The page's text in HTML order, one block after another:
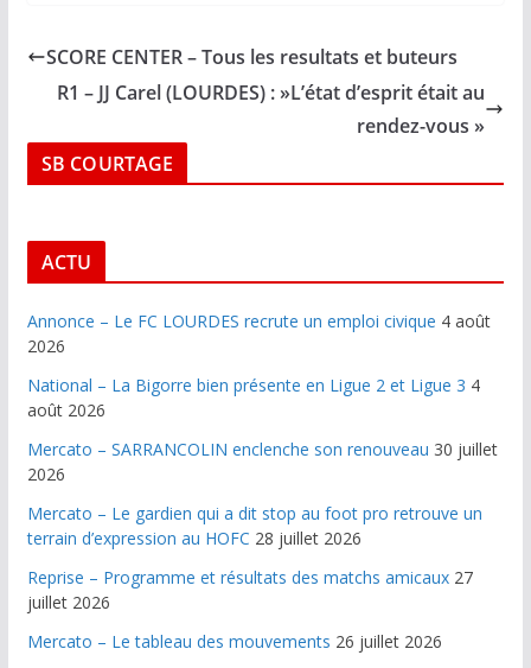
SCORE CENTER – Tous les resultats et buteurs
R1 – JJ Carel (LOURDES) : »L’état d’esprit était au
rendez-vous »
SB COURTAGE
ACTU
Annonce – Le FC LOURDES recrute un emploi civique 4 août
2026
National – La Bigorre bien présente en Ligue 2 et Ligue 3 4
août 2026
Mercato – SARRANCOLIN enclenche son renouveau 30 juillet
2026
Mercato – Le gardien qui a dit stop au foot pro retrouve un
terrain d’expression au HOFC 28 juillet 2026
Reprise – Programme et résultats des matchs amicaux 27
juillet 2026
Mercato – Le tableau des mouvements 26 juillet 2026